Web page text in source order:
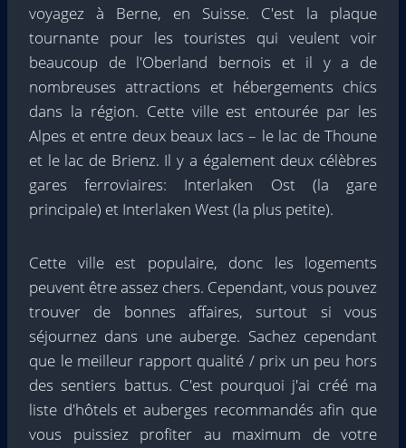
voyagez à Berne, en Suisse. C'est la plaque
tournante pour les touristes qui veulent voir
beaucoup de l'Oberland bernois et il y a de
nombreuses attractions et hébergements chics
dans la région. Cette ville est entourée par les
Alpes et entre deux beaux lacs – le lac de Thoune
et le lac de Brienz. Il y a également deux célèbres
gares ferroviaires: Interlaken Ost (la gare
principale) et Interlaken West (la plus petite).
Cette ville est populaire, donc les logements
peuvent être assez chers. Cependant, vous pouvez
trouver de bonnes affaires, surtout si vous
séjournez dans une auberge. Sachez cependant
que le meilleur rapport qualité / prix un peu hors
des sentiers battus. C'est pourquoi j'ai créé ma
liste d'hôtels et auberges recommandés afin que
vous puissiez profiter au maximum de votre